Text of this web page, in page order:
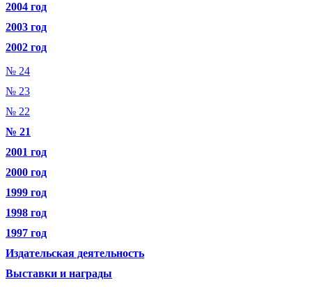
2004 год
2003 год
2002 год
№ 24
№ 23
№ 22
№ 21
2001 год
2000 год
1999 год
1998 год
1997 год
Издательская деятельность
Выставки и награды